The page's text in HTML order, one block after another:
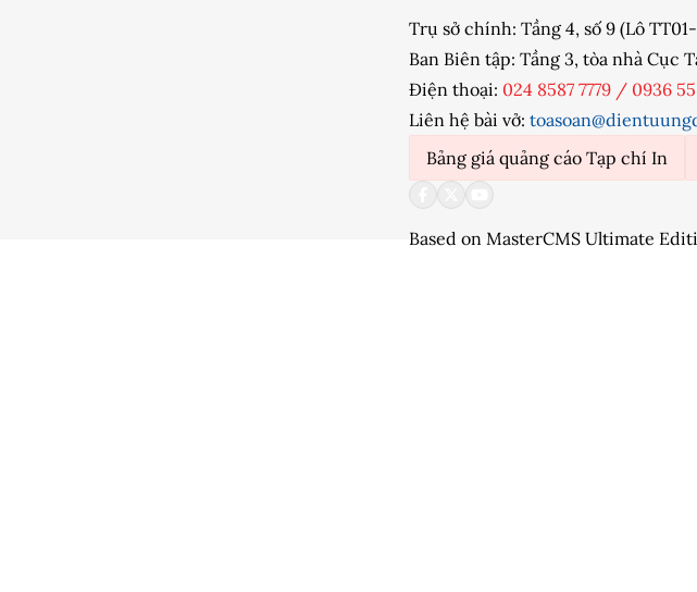
Trụ sở chính: Tầng 4, số 9 (Lô
Ban Biên tập: Tầng 3, tòa nhà Cục
Điện thoại: 024 8587 7779 / 0936
Liên hệ bài vở:
Bảng giá quảng cáo Tạp chí In
Based on MasterCMS Ultimate